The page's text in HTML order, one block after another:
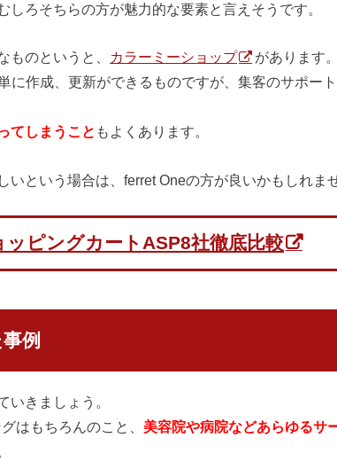
しろそちらの方が魅力的な要素と言えそうです。
ものというと、 カラーミーショップ
があります。
に作成、更新ができるものですが、集客のサポー
てしまうこと もよくあります。
という場合は、ferret Oneの方が良いかもしれま
ピングカートASP8社徹底比較
例
いきましょう。
はもちろんのこと、 美容院や病院などあらゆるサ